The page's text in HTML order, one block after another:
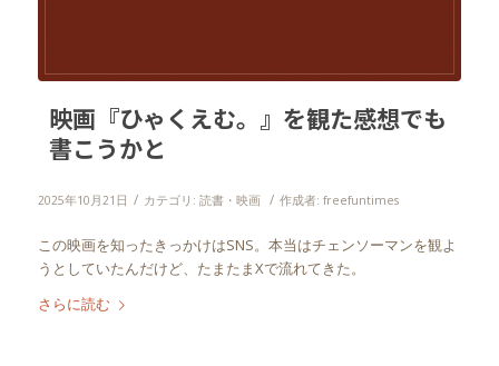
映画『ひゃくえむ。』を観た感想でも
書こうかと
2025年10月21日 / カテゴリ: 読書・映画 / 作成者: freefuntimes
この映画を知ったきっかけはSNS。本当はチェンソーマンを観よ
うとしていたんだけど、たまたまXで流れてきた。
さらに読む